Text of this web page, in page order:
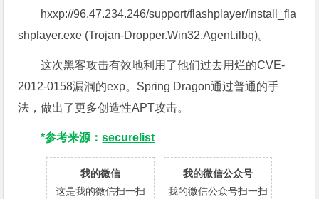
hxxp://96.47.234.246/support/flashplayer/install_fla
shplayer.exe (Trojan-Dropper.Win32.Agent.ilbq)。
这次黑客攻击有效地利用了他们过去用烂的CVE-
2012-0158漏洞的exp。Spring Dragon通过普通的手
法，做出了更多创造性APT攻击。
*参考来源：securelist
我的微信
这是我的微信扫一扫
我的微信公众号
我的微信公众号扫一扫